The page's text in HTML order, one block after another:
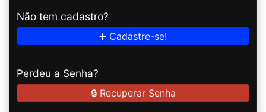
Não tem cadastro?
➕ Cadastre-se!
Perdeu a Senha?
🔒 Recuperar Senha